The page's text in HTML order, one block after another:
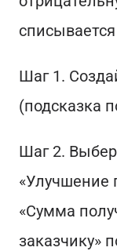
Шаг 1.
(подсказка
Шаг 2.
«Улучшение
«Сумма
заказчику»